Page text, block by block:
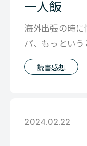
一人飯
海外出張の時
パ、もっとい
が 昨夜も悩み
読書感想
2024.02.22